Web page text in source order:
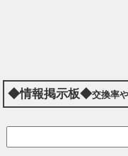
◆情報掲示板◆交換率